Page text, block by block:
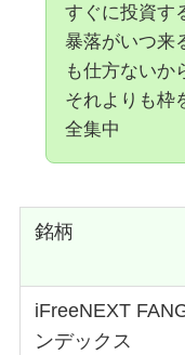
すぐに投資す
暴落がいつ来
も仕方ないか
それよりも枠
全集中
銘柄
iFreeNEXT
ンデックス